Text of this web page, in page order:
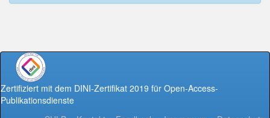
Zertifiziert mit dem DINI-Zertifikat 2019 für Open-Access-
Publikationsdienste